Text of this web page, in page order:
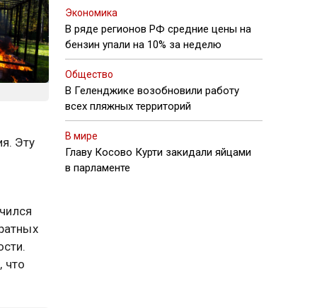
Эту
что
Экономика
В ряде регионов РФ средние цены на
бензин упали на 10% за неделю
Общество
В Геленджике возобновили работу
всех пляжных территорий
В мире
Главу Косово Курти закидали яйцами
в парламенте